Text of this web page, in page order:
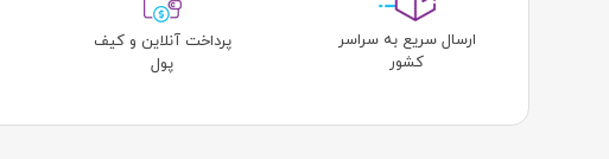
ارسال سریع به سراسر
کشور
پرداخت آنلاین و کیف
پول